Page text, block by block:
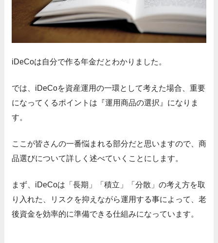
iDeCoは自分で作る年金だとわかりました。
では、iDeCoを資産運用の一環として考えた場合、重要
になってくるポイントは『運用商品の選択』になりま
す。
ここが皆さんの一番悩まれる部分だと思いますので、商
品選びについて詳しく述べていくことにします。
まず、iDeCoは「長期」「積立」「分散」の考え方を取
り入れた、リスクを抑えながら運用する事によって、老
後資金を効率的に準備できる仕組みになっています。